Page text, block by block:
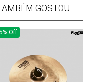
GOSTOU
Off